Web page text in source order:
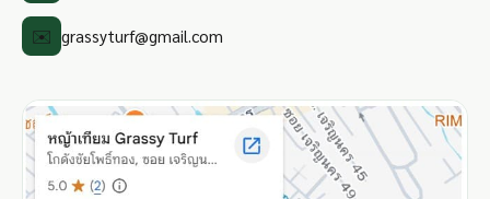
✉️ grassyturf@gmail.com